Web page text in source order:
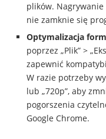
plików.
nie zamknie się
Optymalizacja
poprzez „Plik” >
zapewnić
W razie potrzeby
lub „720p”, aby
pogorszenia
Google Chrome.